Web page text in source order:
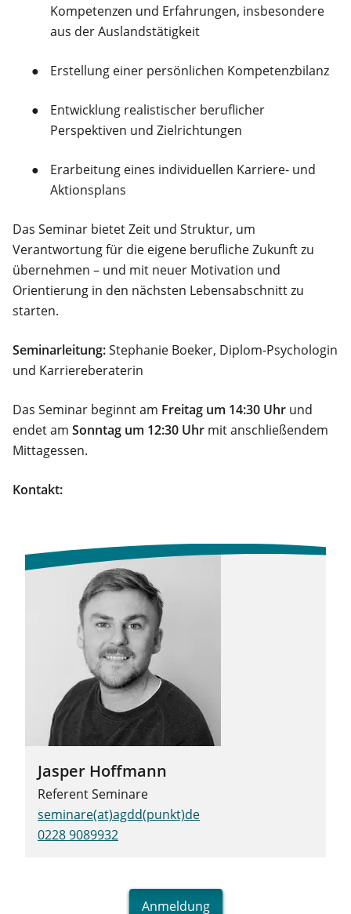
Kompetenzen und Erfahrungen, insbesondere
aus der Auslandstätigkeit
Erstellung einer persönlichen Kompetenzbilanz
Entwicklung realistischer beruflicher
Perspektiven und Zielrichtungen
Erarbeitung eines individuellen Karriere- und
Aktionsplans
Das Seminar bietet Zeit und Struktur, um
Verantwortung für die eigene berufliche Zukunft zu
übernehmen – und mit neuer Motivation und
Orientierung in den nächsten Lebensabschnitt zu
starten.
Seminarleitung:Stephanie Boeker, Diplom-Psychologin
und Karriereberaterin
Das Seminar beginnt am Freitag um 14:30 Uhr und
endet am Sonntag um 12:30 Uhr mit anschließendem
Mittagessen.
Kontakt:
Jasper Hoffmann
Referent Seminare
seminare(at)agdd(punkt)de
0228 9089932
Anmeldung